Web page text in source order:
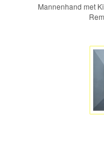
Mannenhand met